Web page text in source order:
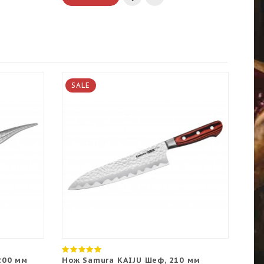
мм
SALE
Нож Samura KAIJU Шеф, 210 мм